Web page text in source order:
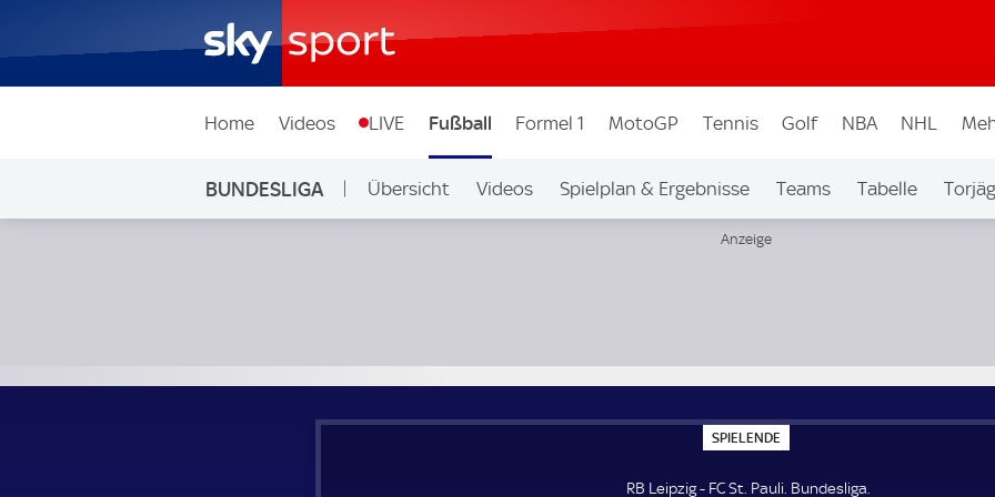
Home Videos LIVE Fußball Formel 1 MotoGP Tennis Golf NBA NHL
BUNDESLIGA Übersicht Videos Spielplan & Ergebnisse Teams Tabelle
SPIELENDE
P
E
RB Leipzig - FC St. Pauli. Bundesliga.